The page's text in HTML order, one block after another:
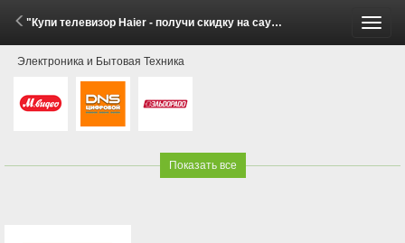
"Купи телевизор Haier - получи скидку на саундбар Haier!" (15 Мая - 15 Июня 2026)
Электроника и Бытовая Техника
Показать все